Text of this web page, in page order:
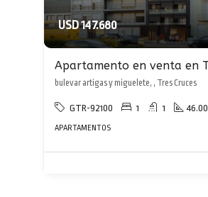
USD 147.680
bulevar artigas y miguelete, , Tres Cruces
GTR-92100 1 1 46.00
APARTAMENTOS